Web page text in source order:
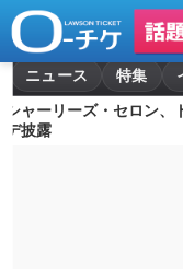
ニュース 特集
シャーリーズ・セロン
デ披露